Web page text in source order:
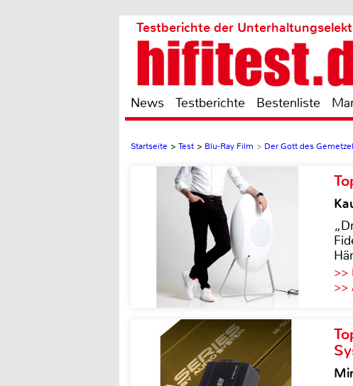
Testberichte der
News Testberichte Bestenliste
Startseite > Test > Blu-Ray Film > Der Gott des
>>
>>